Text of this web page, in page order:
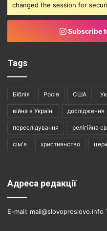
changed the session for
Subscribe
Tags
Біблія Росія США
війна в Україні дослідження
переслідування релігійна
сім'я християнство
Адреса редакції
E-mail: